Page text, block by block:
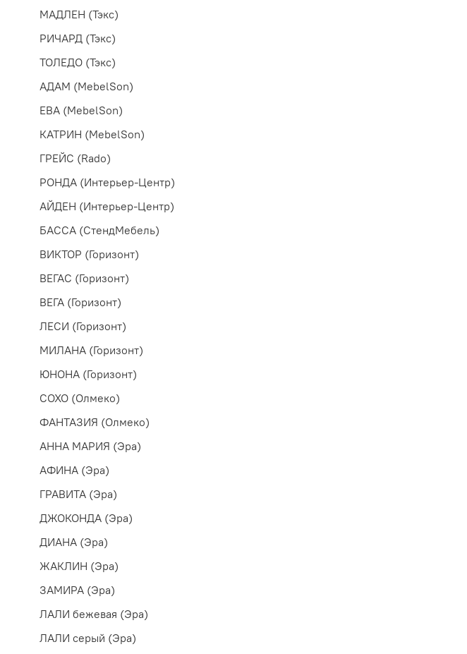
МАДЛЕН (Тэкс)
РИЧАРД (Тэкс)
ТОЛЕДО (Тэкс)
АДАМ (MebelSon)
ЕВА (MebelSon)
КАТРИН (MebelSon)
ГРЕЙС (Rado)
РОНДА (Интерьер-Центр)
АЙДЕН (Интерьер-Центр)
БАССА (СтендМебель)
ВИКТОР (Горизонт)
ВЕГАС (Горизонт)
ВЕГА (Горизонт)
ЛЕСИ (Горизонт)
МИЛАНА (Горизонт)
ЮНОНА (Горизонт)
СОХО (Олмеко)
ФАНТАЗИЯ (Олмеко)
АННА МАРИЯ (Эра)
АФИНА (Эра)
ГРАВИТА (Эра)
ДЖОКОНДА (Эра)
ДИАНА (Эра)
ЖАКЛИН (Эра)
ЗАМИРА (Эра)
ЛАЛИ бежевая (Эра)
ЛАЛИ серый (Эра)